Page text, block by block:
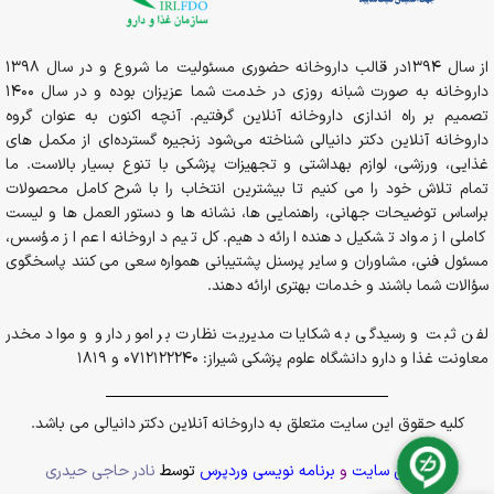
های دستگاه خاصی که پزشک تجویز کرده است بسیار مهم باشد.
به طور کلی، استفاده از نبولایزر بسیار آسان است و چند مرحله اساسی
دارد که در زیر توضیح خواهیم داد:
دست ها را بشویید.
دارو را طبق دستور پزشک به فنجان دارو اضافه کنید.
قسمت بالایی، لوله، ماسک و دهانی را مونتاژ کنید.
لوله را طبق دستورالعمل به دستگاه وصل کنید.
در حین استفاده از نبولایزر، دهانی و فنجان دارو را به صورت عمودی
نگه دارید تا به تحویل تمام دارو کمک کنید.
نفس های آهسته و عمیق از طریق دهانی بکشید و تمام دارو را
استنشاق کنید.
از سال 1394در قالب داروخانه حضوری مسئولیت ما شروع و در سال 1398
داروخانه به صورت شبانه روزی در خدمت شما عزیزان بوده و در سال 1400
تصمیم بر راه اندازی داروخانه آنلاین گرفتیم. آنچه اکنون به عنوان گروه
داروخانه آنلاین دکتر دانیالی شناخته می‌شود زنجیره گسترده‌ای از مکمل های
غذایی، ورزشی، لوازم بهداشتی و تجهیزات پزشکی با تنوع بسیار بالاست. ما
تمام تلاش خود را می کنیم تا بیشترین انتخاب را با شرح کامل محصولات
براساس توضیحات جهانی، راهنمایی ها، نشانه ها و دستور العمل ها و لیست
کاملی از مواد تشکیل دهنده ارائه دهیم. کل تیم داروخانه اعم از مؤسس،
مسئول فنی، مشاوران و سایر پرسنل پشتیبانی همواره سعی می کنند پاسخگوی
سؤالات شما باشند و خدمات بهتری ارائه دهند.
لفن ثبت و رسیدگی به شکایات مدیریت نظارت بر امور دارو و مواد مخدر
معاونت غذا و دارو دانشگاه علوم پزشکی شیراز: 0712122240 و 1819
کلیه حقوق این سایت متعلق به داروخانه آنلاین دکتر دانیالی می باشد.
پشتیبانی سایت و برنامه نویسی وردپرس توسط نادر حاجی حیدری